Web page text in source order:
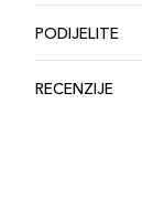
PODIJELITE
RECENZIJE